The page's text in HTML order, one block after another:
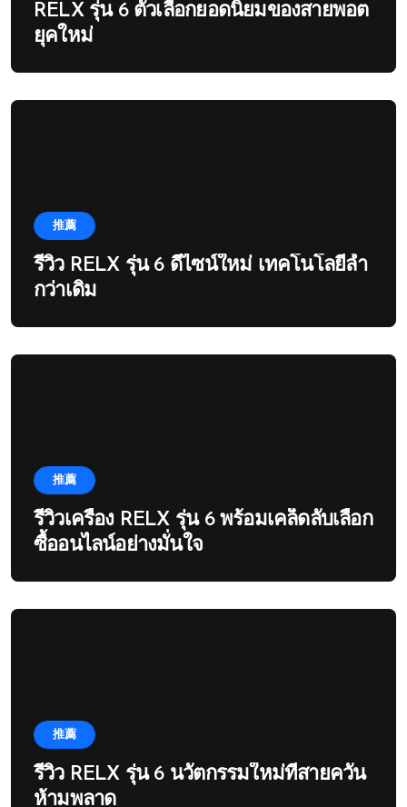
RELX รุ่น 6 ตัวเลือกยอดนิยมของสายพอต
ยุคใหม่
推薦
รีวิว RELX รุ่น 6 ดีไซน์ใหม่ เทคโนโลยีล้ำ
กว่าเดิม
推薦
รีวิวเครื่อง RELX รุ่น 6 พร้อมเคล็ดลับเลือก
ซื้ออนไลน์อย่างมั่นใจ
推薦
รีวิว RELX รุ่น 6 นวัตกรรมใหม่ที่สายควัน
ห้ามพลาด